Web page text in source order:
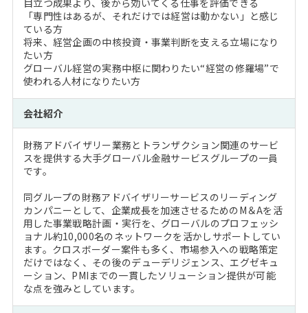
目立つ成果より、後から効いてくる仕事を評価できる
「専門性はあるが、それだけでは経営は動かない」と感じ
ている方
将来、経営企画の中核投資・事業判断を支える立場になり
たい方
グローバル経営の実務中枢に関わりたい“経営の修羅場”で
使われる人材になりたい方
会社紹介
財務アドバイザリー業務とトランザクション関連のサービ
スを提供する大手グローバル金融サービスグループの一員
です。
同グループの財務アドバイザリーサービスのリーディング
カンパニーとして、企業成長を加速させるためのM＆Aを活
用した事業戦略計画・実行を、グローバルのプロフェッシ
ョナル約10,000名のネットワークを活かしサポートしてい
ます。クロスボーダー案件も多く、市場参入への戦略策定
だけではなく、その後のデューデリジェンス、エグゼキュ
ーション、PMIまでの一貫したソリューション提供が可能
な点を強みとしています。